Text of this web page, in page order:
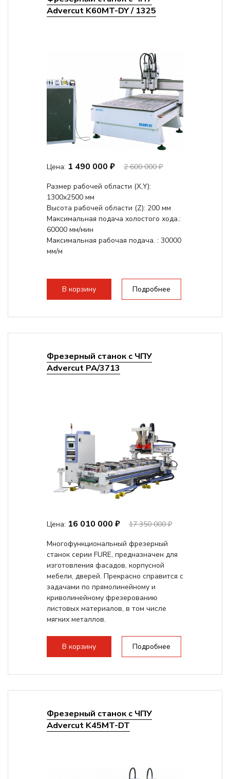
Advercut K60MT-DY / 1325
Цена: 1 490 000 ₽
2 600 000 ₽
Размер рабочей области (Х,Y):
1300x2500 мм
Высота рабочей области (Z): 200 мм
Максимальная подача холостого хода.:
60000 мм/мин
Максимальная рабочая подача. : 30000
мм/м
В корзину Подробнее
Фрезерный станок с ЧПУ
Advercut PA/3713
Цена: 16 010 000 ₽
17 350 000 ₽
Многофункциональный фрезерный
станок серии FURE, предназначен для
изготовления фасадов, корпусной
мебели, дверей. Прекрасно справится с
задачами по прямолинейному и
криволинейному фрезерованию
листовых материалов, в том числе
мягких металлов.
В корзину Подробнее
Фрезерный станок с ЧПУ
Advercut K45MT-DT